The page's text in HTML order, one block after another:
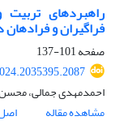
راهبردهای تربیت
فراگیران و
صفحه101-137
احمدمهدی جمالی،
مشاهده مقاله